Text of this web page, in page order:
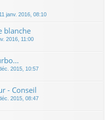
11 janv. 2016, 08:10
blanche
2016, 11:00
2015, 10:57
- Conseil
2015, 08:47